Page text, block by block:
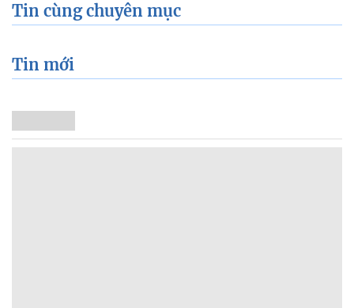
Tin cùng chuyên mục
Tin mới